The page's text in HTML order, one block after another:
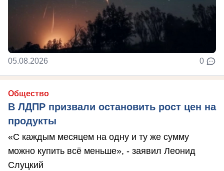
05.08.2026 0
Общество
В ЛДПР призвали остановить рост цен на
продукты
«С каждым месяцем на одну и ту же сумму
можно купить всё меньше», - заявил Леонид
Слуцкий